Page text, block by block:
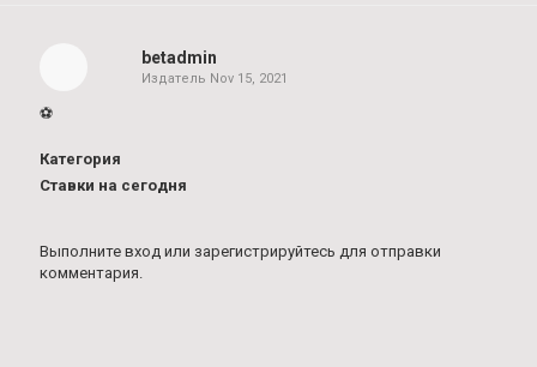
betadmin
Издатель Nov 15, 2021
⚽️
Категория
Ставки на сегодня
Выполните вход или зарегистрируйтесь для отправки
комментария.